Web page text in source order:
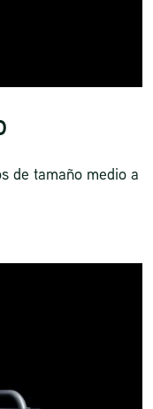
de tamaño medio a